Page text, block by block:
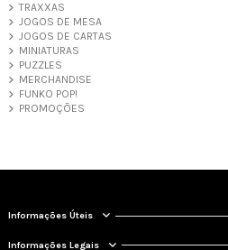
TRAXXAS
JOGOS DE MESA
JOGOS DE CARTAS
MINIATURAS
PUZZLES
MERCHANDISE
FUNKO POP!
PROMOÇÕES
Informações Úteis
Informações Legais